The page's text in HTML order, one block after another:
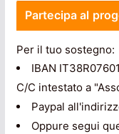
Partecipa al
Per il tuo sostegno:
IBAN
C/C intestato a
Paypal
Oppure segui